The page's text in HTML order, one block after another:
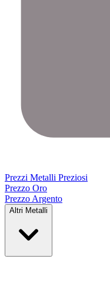
Prezzi Metalli Preziosi
Prezzo Oro
Prezzo Argento
Altri Metalli